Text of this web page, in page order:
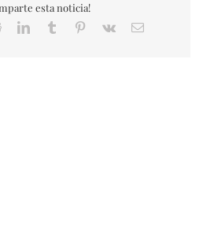
esta noticia!
RedditLinkedInTumblr Pinterest
Vk
Correo